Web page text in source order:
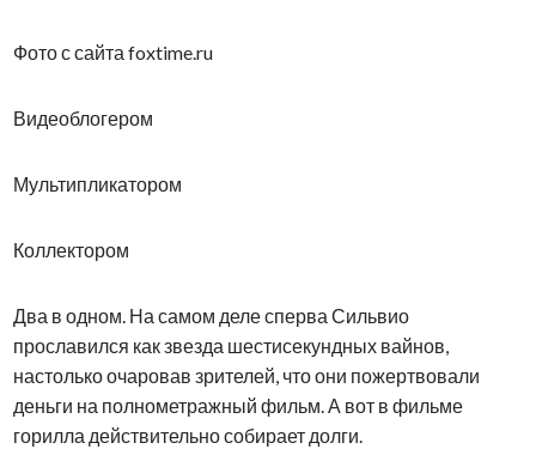
Фото с сайта foxtime.ru
Видеоблогером
Мультипликатором
Коллектором
Два в одном. На самом деле сперва Сильвио
прославился как звезда шестисекундных вайнов,
настолько очаровав зрителей, что они пожертвовали
деньги на полнометражный фильм. А вот в фильме
горилла действительно собирает долги.